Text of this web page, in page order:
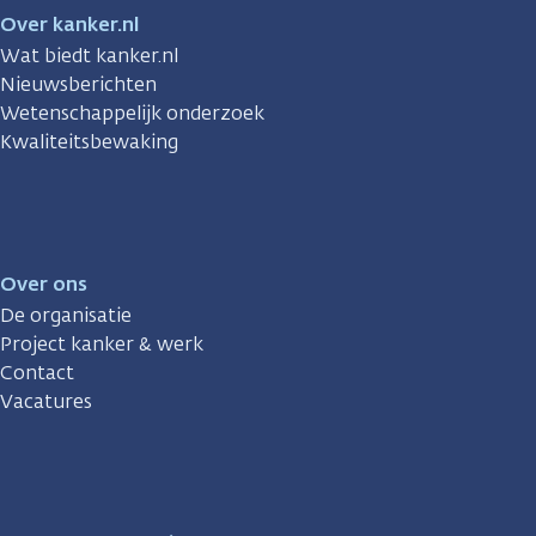
Over kanker.nl
Wat biedt kanker.nl
Nieuwsberichten
Wetenschappelijk onderzoek
Kwaliteitsbewaking
Over ons
De organisatie
Project kanker & werk
Contact
Vacatures